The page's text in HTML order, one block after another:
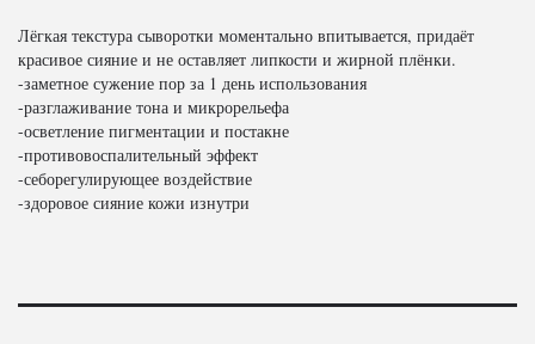
Лёгкая текстура сыворотки моментально впитывается, придаёт
красивое сияние и не оставляет липкости и жирной плёнки.
-заметное сужение пор за 1 день использования
-разглаживание тона и микрорельефа
-осветление пигментации и постакне
-противовоспалительный эффект
-себорегулирующее воздействие
-здоровое сияние кожи изнутри